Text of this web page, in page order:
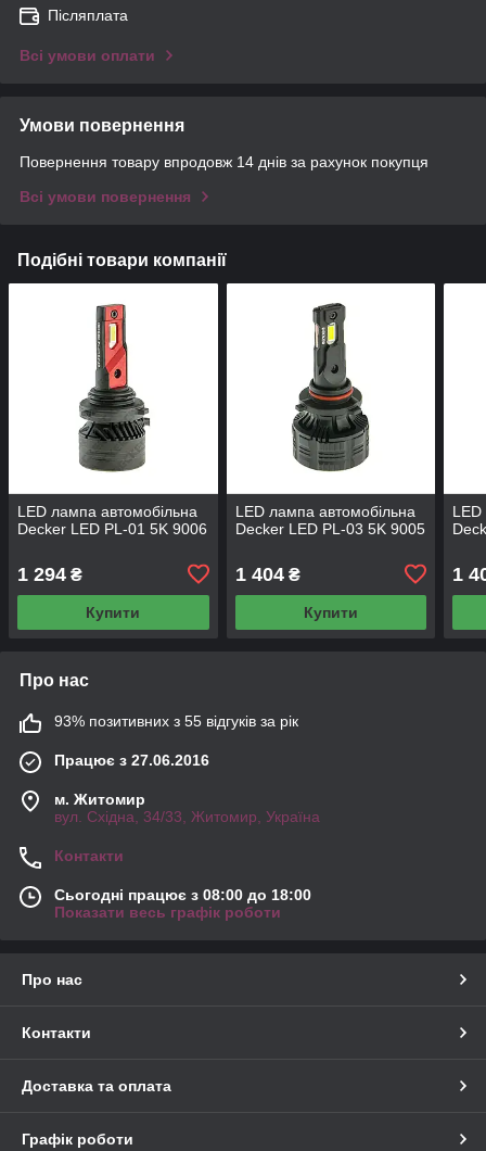
Післяплата
Всі умови оплати
Умови повернення
Повернення товару впродовж 14 днів за рахунок покупця
Всі умови повернення
Подібні товари компанії
LED лампа автомобільна
Decker LED PL-01 5K 9006
1 294 ₴
Купити
LED лампа автомобільна
Decker LED PL-03 5K 9005
1 404₴
Купити
LED
1
Про нас
93% позитивних з 55 відгуків за рік
Працює з 27.06.2016
м. Житомир
вул. Східна, 34/33, Житомир, Україна
Контакти
Сьогодні працює з 08:00 до 18:00
Показати весь графік роботи
Про нас
Контакти
Доставка та оплата
Графік роботи